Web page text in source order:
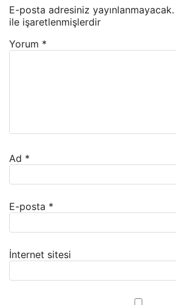
E-posta adresiniz yayınlanmayacak.
ile işaretlenmişlerdir
Yorum *
Ad *
E-posta *
İnternet sitesi